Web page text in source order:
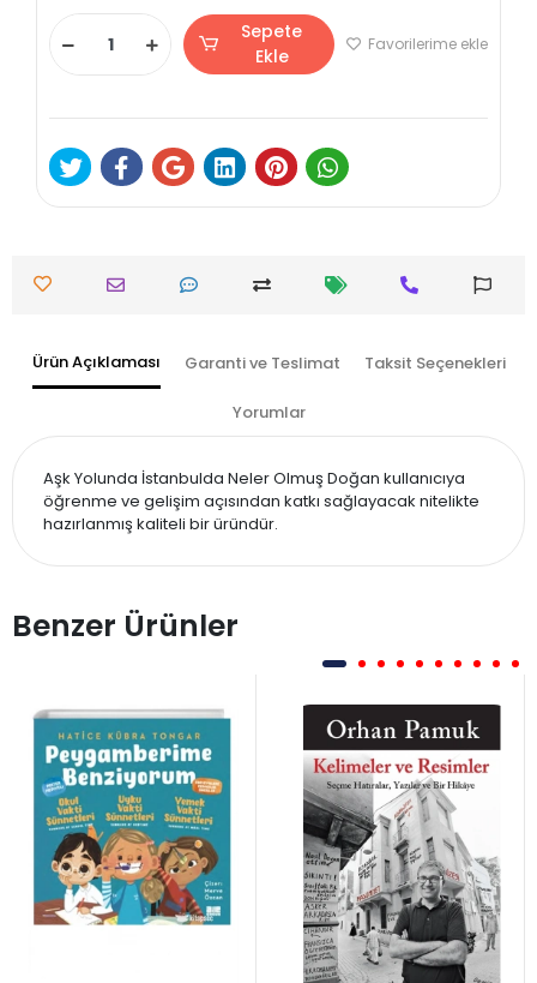
Sepete
Ekle
Favorilerime ekle
Ürün Açıklaması Garanti ve Teslimat Taksit Seçenekleri
Yorumlar
Aşk Yolunda İstanbulda Neler Olmuş Doğan kullanıcıya
öğrenme ve gelişim açısından katkı sağlayacak nitelikte
hazırlanmış kaliteli bir üründür.
Benzer Ürünler